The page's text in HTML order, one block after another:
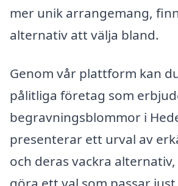
mer unik arrangemang,
alternativ att välja bland.
Genom vår plattform kan
pålitliga företag som
begravningsblommor i
presenterar ett urval av
och deras vackra